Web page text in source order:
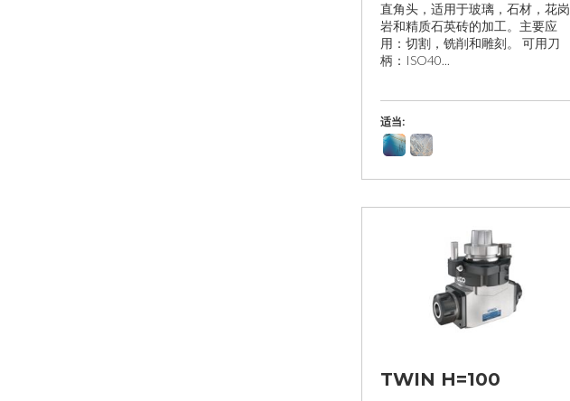
直角头，适用于玻璃，石材，花岗
岩和精质石英砖的加工。主要应
用：切割，铣削和雕刻。 可用刀
柄：ISO40...
适当:
TWIN H=100